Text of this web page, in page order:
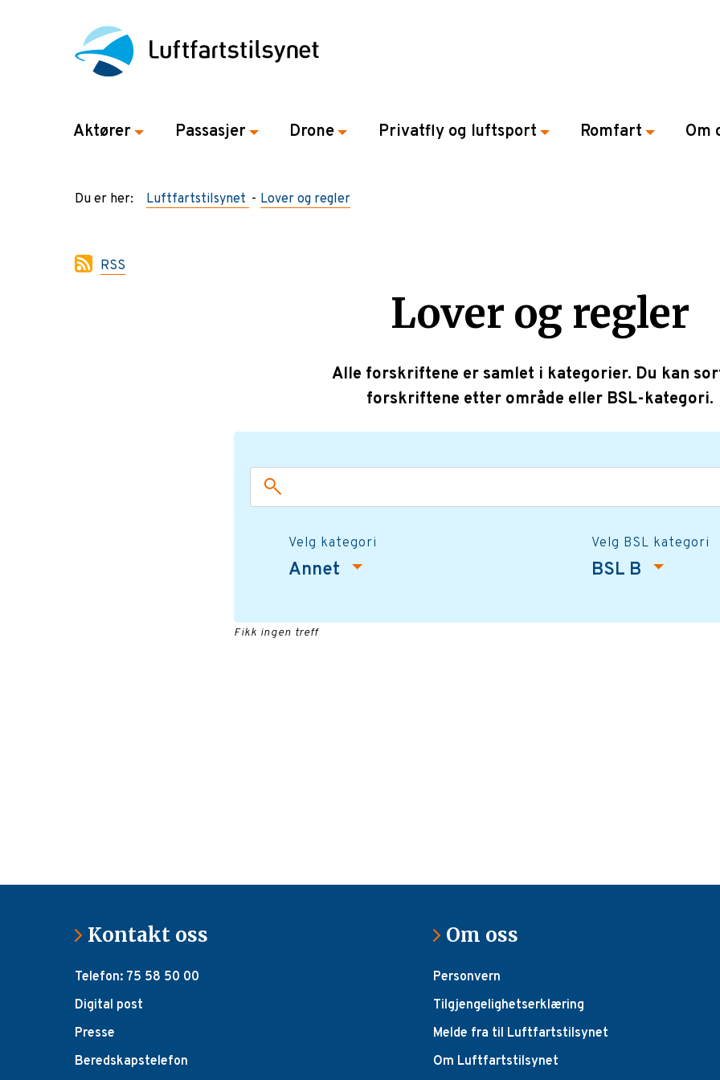
Aktører Passasjer Drone Privatfly og luftsport Romfart Om
Du er her: Luftfartstilsynet Lover og regler
RSS
Lover og regler
Alle forskriftene er samlet i kategorier. Du kan
forskriftene etter område eller BSL-kategori.
Velg kategori
Annet
Velg BSL kategori
BSL B
Fikk ingen treff
Kontakt oss
Telefon: 75 58 50 00
Digital post
Presse
Beredskapstelefon
Om oss
Personvern
Tilgjengelighetserklæring
Melde fra til Luftfartstilsynet
Om Luftfartstilsynet